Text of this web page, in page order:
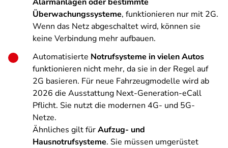
Überwachungssysteme, funktionieren nur mit 2G.
Wenn das Netz abgeschaltet wird, können sie
keine Verbindung mehr aufbauen.
Automatisierte Notrufsysteme in vielen Autos
funktionieren nicht mehr, da sie in der Regel auf
2G basieren. Für neue Fahrzeugmodelle wird ab
2026 die Ausstattung Next-Generation-eCall
Pflicht. Sie nutzt die modernen 4G- und 5G-
Netze.
Ähnliches gilt fürAufzug- und
Hausnotrufsysteme. Sie müssen umgerüstet